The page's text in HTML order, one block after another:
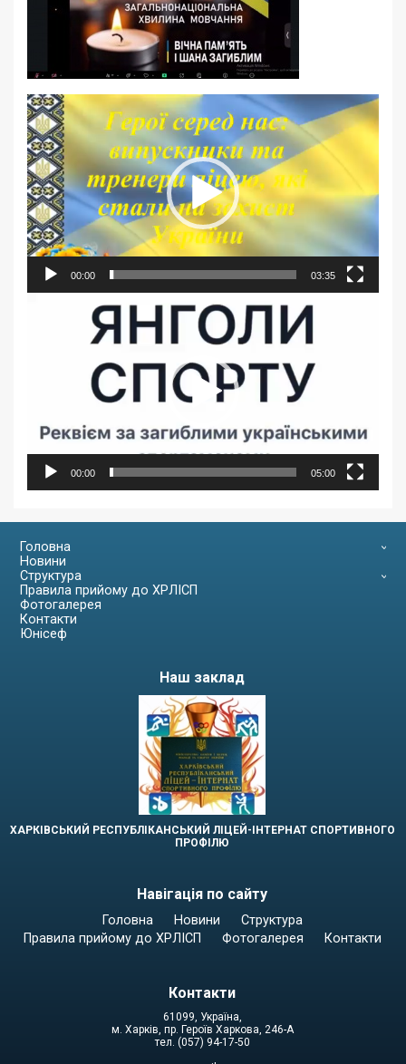
Відеопрогравач
00:00 03:35
00:00 05:00
Головна
Новини
Структура
Правила прийому до ХРЛІСП
Фотогалерея
Контакти
Юнісеф
Наш заклад
ХАРКІВСЬКИЙ РЕСПУБЛІКАНСЬКИЙ ЛІЦЕЙ-ІНТЕРНАТ СПОРТИВНОГО
ПРОФІЛЮ
Навігація по сайту
Головна Новини
Структура
Правила прийому до ХРЛІСП
Фотогалерея Контакти
Контакти
61099, Україна,
м. Харків, пр. Героїв Харкова, 246-А
тел. (057) 94-17-50